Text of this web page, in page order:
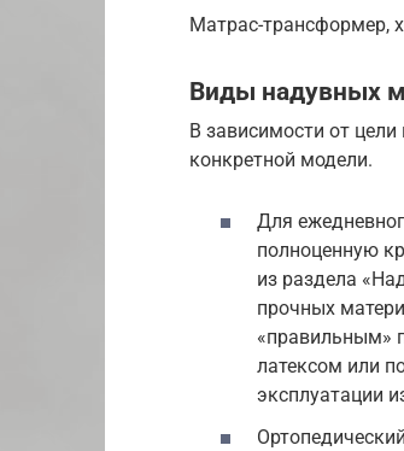
Матрас-трансформер,
Виды надувных
В зависимости от
конкретной модели.
Для
полноценную
из раздела
прочных
«правильным»
латексом или
эксплуатации